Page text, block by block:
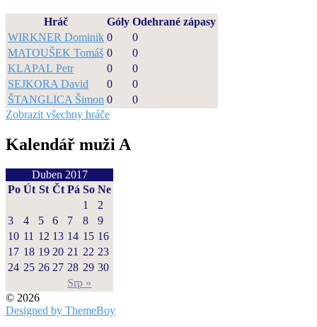
Hráč Góly Odehrané zápasy
WIRKNER Dominik 0
0
MATOUŠEK Tomáš 0
0
KLAPAL Petr
0
0
SEJKORA David
0
0
ŠTANGLICA Šimon 0
0
Zobrazit všechny hráče
Kalendář muži A
Duben 2017
Po Út St Čt Pá So Ne
Srp »
1
2
3
4 5 6 7 8
9
10 11 12 13 14 15 16
17 18 19 20 21 22 23
24 25 26 27 28 29 30
© 2026
Designed by ThemeBoy